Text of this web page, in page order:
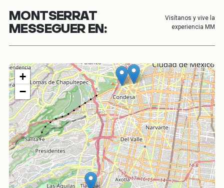
MONTSERRAT
MESSEGUER EN:
Visítanos y vive la
experiencia MM
+
−